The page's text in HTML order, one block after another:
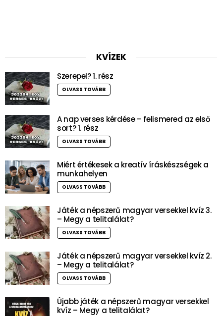
KVÍZEK
Szerepel? 1. rész
OLVASS TOVÁBB
A nap verses kérdése – felismered az első
sort? 1. rész
OLVASS TOVÁBB
Miért értékesek a kreatív íráskészségek a
munkahelyen
OLVASS TOVÁBB
Játék a népszerű magyar versekkel kvíz 3.
– Megy a telitalálat?
OLVASS TOVÁBB
Játék a népszerű magyar versekkel kvíz 2.
– Megy a telitalálat?
OLVASS TOVÁBB
Újabb játék a népszerű magyar versekkel
kvíz – Megy a telitalálat?